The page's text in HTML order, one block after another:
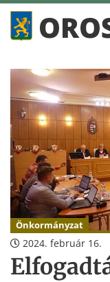
Önkormányzat
2024. február 16.